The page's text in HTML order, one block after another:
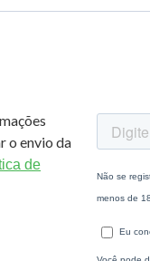
o envio da
de